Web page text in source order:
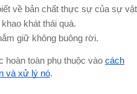
về bản chất thực sự của sự
khát thái quá.
giữ không buông rời.
hoàn toàn phụ thuộc vào cách
và xử lý nó.